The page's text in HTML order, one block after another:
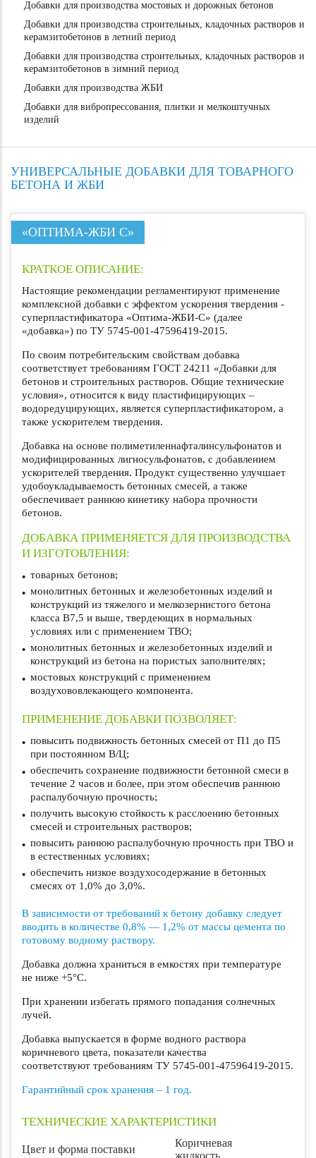
Добавки для производства мостовых и дорожных бетонов
Добавки для производства строительных, кладочных растворов и
керамзитобетонов в летний период
Добавки для производства строительных, кладочных растворов и
керамзитобетонов в зимний период
Добавки для производства ЖБИ
Добавки для вибропрессования, плитки и мелкоштучных
изделий
УНИВЕРСАЛЬНЫЕ ДОБАВКИ ДЛЯ ТОВАРНОГО
БЕТОНА И ЖБИ
«ОПТИМА-ЖБИ С»
КРАТКОЕ ОПИСАНИЕ:
Настоящие рекомендации регламентируют применение
комплексной добавки с эффектом ускорения твердения -
суперпластификатора «Оптима-ЖБИ-С» (далее
«добавка») по ТУ 5745-001-47596419-2015.
По своим потребительским свойствам добавка
соответствует требованиям ГОСТ 24211 «Добавки для
бетонов и строительных растворов. Общие технические
условия», относится к виду пластифицирующих –
водоредуцирующих, является суперпластификатором, а
также ускорителем твердения.
Добавка на основе полиметиленнафталинсульфонатов и
модифицированных лигносульфонатов, с добавлением
ускорителей твердения. Продукт существенно улучшает
удобоукладываемость бетонных смесей, а также
обеспечивает раннюю кинетику набора прочности
бетонов.
ДОБАВКА ПРИМЕНЯЕТСЯ ДЛЯ ПРОИЗВОДСТВА
И ИЗГОТОВЛЕНИЯ:
товарных бетонов;
монолитных бетонных и железобетонных изделий и
конструкций из тяжелого и мелкозернистого бетона
класса В7,5 и выше, твердеющих в нормальных
условиях или с применением ТВО;
монолитных бетонных и железобетонных изделий и
конструкций из бетона на пористых заполнителях;
мостовых конструкций с применением
воздухововлекающего компонента.
ПРИМЕНЕНИЕ ДОБАВКИ ПОЗВОЛЯЕТ:
повысить подвижность бетонных смесей от П1 до П5
при постоянном В/Ц;
обеспечить сохранение подвижности бетонной смеси в
течение 2 часов и более, при этом обеспечив раннюю
распалубочную прочность;
получить высокую стойкость к расслоению бетонных
смесей и строительных растворов;
повысить раннюю распалубочную прочность при ТВО и
в естественных условиях;
обеспечить низкое воздухосодержание в бетонных
смесях от 1,0% до 3,0%.
В зависимости от требований к бетону добавку следует
вводить в количестве 0,8% — 1,2% от массы цемента по
готовому водному раствору.
Добавка должна храниться в емкостях при температуре
не ниже +5°С.
При хранении избегать прямого попадания солнечных
лучей.
Добавка выпускается в форме водного раствора
коричневого цвета, показатели качества
соответствуют требованиям ТУ 5745-001-47596419-2015.
Гарантийный срок хранения – 1 год.
ТЕХНИЧЕСКИЕ ХАРАКТЕРИСТИКИ
Цвет и форма поставки
Коричневая